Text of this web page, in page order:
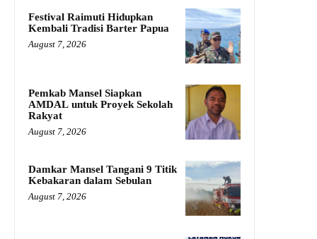
Festival Raimuti Hidupkan
Kembali Tradisi Barter Papua
August 7, 2026
Pemkab Mansel Siapkan
AMDAL untuk Proyek Sekolah
Rakyat
August 7, 2026
Damkar Mansel Tangani 9 Titik
Kebakaran dalam Sebulan
August 7, 2026